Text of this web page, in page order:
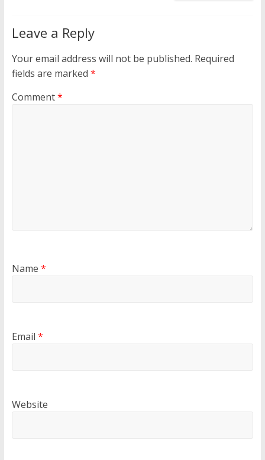
Leave a Reply
Your email address will not be published. Required
fields are marked *
Comment*
Name *
Email *
Website